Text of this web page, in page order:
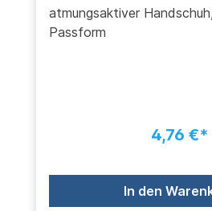
atmungsaktiver
Passform
4,76 €*
In den